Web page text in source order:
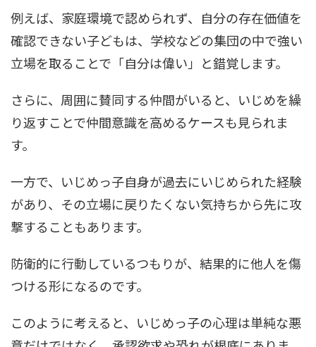
例えば、家庭環境で認められず、自分の存在価値を
確認できない子どもは、学校などの集団の中で強い
立場を取ることで「自分は偉い」と錯覚します。
さらに、周囲に賛同する仲間がいると、いじめを繰
り返すことで仲間意識を高めるケースも見られま
す。
一方で、いじめっ子自身が過去にいじめられた経験
があり、その立場に戻りたくない気持ちから先に攻
撃することもあります。
防衛的に行動しているつもりが、結果的に他人を傷
つける形になるのです。
このように考えると、いじめっ子の心理は単純な悪